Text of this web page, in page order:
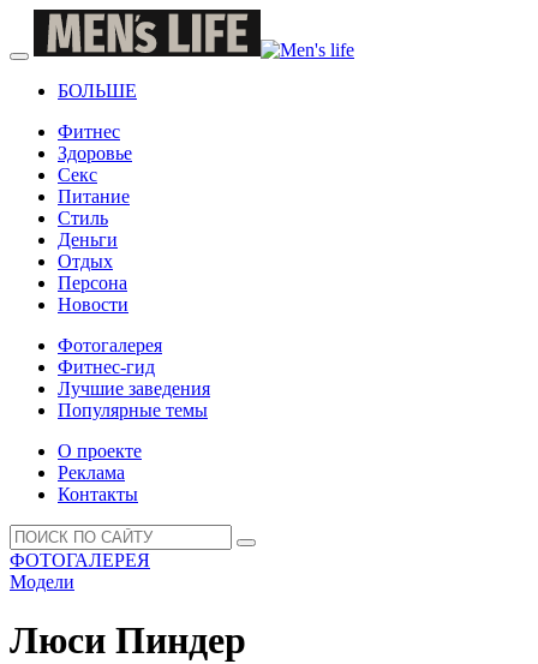
БОЛЬШЕ
Фитнес
Здоровье
Секс
Питание
Стиль
Деньги
Отдых
Персона
Новости
Фотогалерея
Фитнес-гид
Лучшие заведения
Популярные темы
О проекте
Реклама
Контакты
ФОТОГАЛЕРЕЯ
Модели
Люси Пиндер